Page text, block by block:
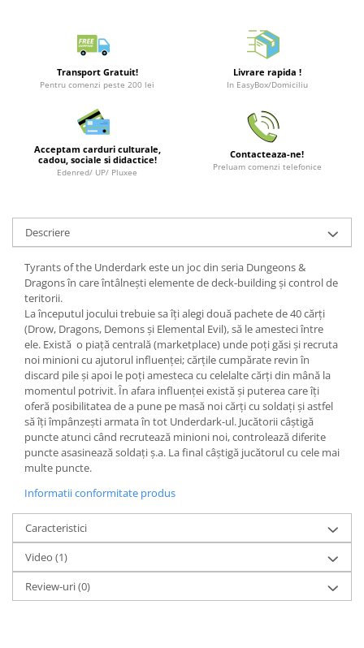
Accesorii Clasice
Hello Kitty - Produse Oficiale
Comic Books (Benzi Desenate)
Puzzle 8000 piese
Puzzle 150 piese
Puzzle 1000 piese fluorescent
Puzzle din lemn
Puzzle 24 piese
Puzzle 350 piese
Puzzle 550 piese
LEGO Marvel Super Heroes
LEGO Mindstorms
LEGO Minecraft
LEGO Minifigurine
LEGO Minions
LEGO Movie
LEGO Speed Champions
LEGO Super Mario
LEGO Technic
LEGO VIDIYO
LEGO Wednesday
LEGO Wicked
Lampi si brelocuri cu LED
Lenjerii de pat si textile
Recipiente alimentare
Lego Editions
Lego Pokemon
Lego Friends
LEGO Ninjago
Costume si accesorii
Transport Gratuit!
Pentru comenzi peste 200 lei
Livrare rapida !
In EasyBox/Domiciliu
Acceptam carduri culturale,
cadou, sociale si didactice!
Edenred/ UP/ Pluxee
Contacteaza-ne!
Preluam comenzi telefonice
Descriere
Tyrants of the Underdark este un joc din seria Dungeons &
Dragons în care întâlnești elemente de deck-building și control de
teritorii.
La începutul jocului trebuie sa îți alegi două pachete de 40 cărți
(Drow, Dragons, Demons și Elemental Evil), să le amesteci între
ele. Există o piață centrală (marketplace) unde poți găsi și recruta
noi minioni cu ajutorul influenței; cărțile cumpărate revin în
discard pile și apoi le poți amesteca cu celelalte cărți din mână la
momentul potrivit. În afara influenței există și puterea care îți
oferă posibilitatea de a pune pe masă noi cărți cu soldați și astfel
să îți împânzești armata în tot Underdark-ul. Jucătorii câștigă
puncte atunci când recrutează minioni noi, controlează diferite
puncte asasinează soldați ș.a. La final câștigă jucătorul cu cele mai
multe puncte.
Informatii conformitate produs
Caracteristici
Video (1)
Review-uri(0)